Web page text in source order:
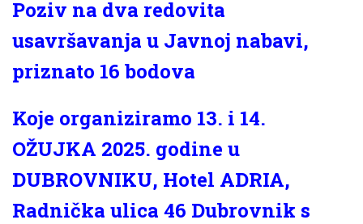
Poziv na dva redovita
usavršavanja u Javnoj nabavi,
priznato 16 bodova
Koje organiziramo 13. i 14.
OŽUJKA 2025. godine u
DUBROVNIKU, Hotel ADRIA,
Radnička ulica 46 Dubrovnik s